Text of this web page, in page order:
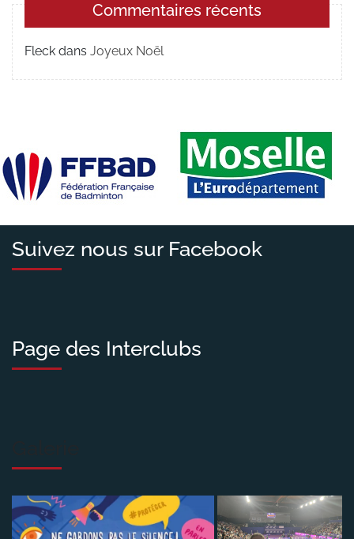
Commentaires récents
Fleck dans Joyeux Noël
Suivez nous sur Facebook
Page des Interclubs